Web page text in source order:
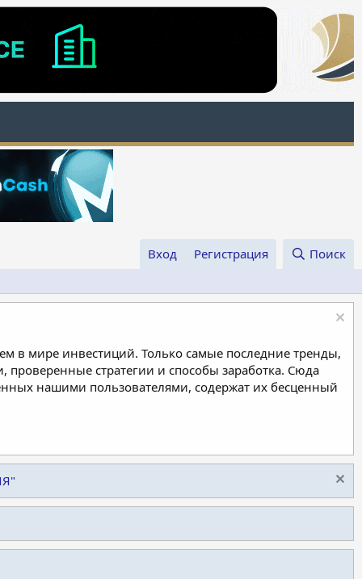
Вход Регистрация Поиск
в мире инвестиций. Только самые последние тренды,
стратегии и способы заработка. Сюда
нашими пользователями, содержат их бесценный